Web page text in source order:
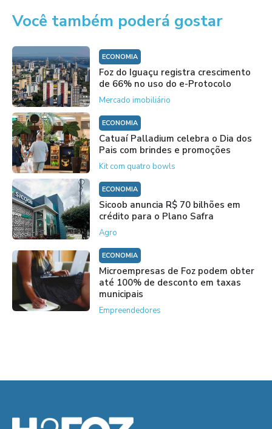
Você também poderá gostar
ECONOMIA
Foz do Iguaçu registra crescimento
de 66% no uso do e-Protocolo
Mercado imobiliário
ECONOMIA
Catuaí Palladium celebra o Dia dos
Pais com brindes e promoções
Kit com quatro bowls
ECONOMIA
Sicoob anuncia R$ 70 bilhões em
crédito para o Plano Safra
Agro
ECONOMIA
Microempresas de Foz podem obter
até 100% de desconto em taxas
municipais
Empreendedores